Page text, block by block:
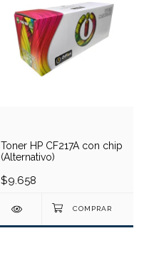
Toner HP CF217A con chip
(Alternativo)
$9.658